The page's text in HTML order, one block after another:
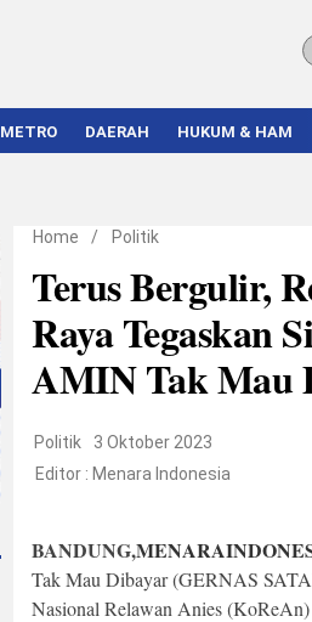
METRO DAERAH HUKUM & HAM
Home / Politik
Terus Bergulir,
Raya Tegaskan
AMIN Tak Mau
Politik
3 Oktober 2023
Editor : Menara Indonesia
BANDUNG,
Tak Mau Dibayar (GERNAS
Nasional Relawan Anies